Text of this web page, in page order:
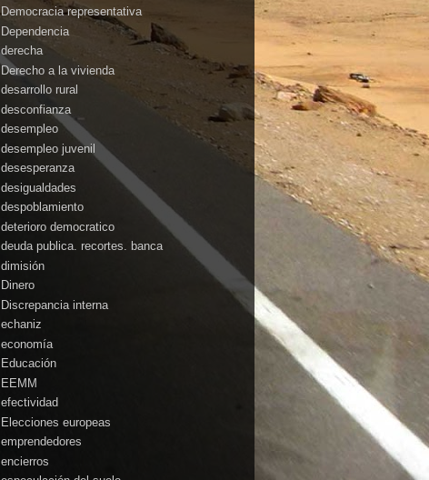
Democracia representativa
Dependencia
derecha
Derecho a la vivienda
desarrollo rural
desconfianza
desempleo
desempleo juvenil
desesperanza
desigualdades
despoblamiento
deterioro democratico
deuda publica. recortes. banca
dimisión
Dinero
Discrepancia interna
echaniz
economía
Educación
EEMM
efectividad
Elecciones europeas
emprendedores
encierros